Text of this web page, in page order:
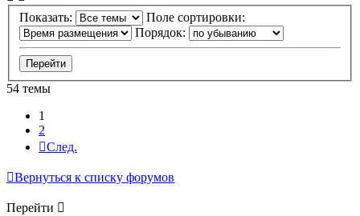
Показать:
Поле сортировки:
Порядок:
54 темы
1
2
След.
Вернуться к списку форумов
Перейти